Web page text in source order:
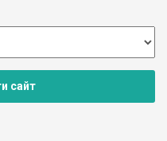
сайт